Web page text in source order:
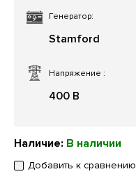
Напряжение :
400 В
Генератор:
Stamford
Наличие: В наличии
Добавить к сравнению